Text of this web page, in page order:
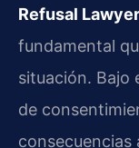
Refusal
fundamental
situación. Bajo
de
consecuencias